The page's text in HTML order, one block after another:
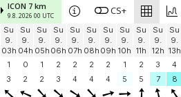
ICON 7 km
9.8. 2026 00 UTC CS+
Su
9.
03h
Su
9.
04h
Su
9.
05h
Su
9.
06h
Su
9.
07h
Su
9.
08h
Su
9.
09h
Su
9.
10h
Su
9.
11h
Su
9.
12h
Su
9.
13h
1
0 1 2 2 2 2 1 2 3 4
3
2 2 3 4 4 4 5 5 7 8